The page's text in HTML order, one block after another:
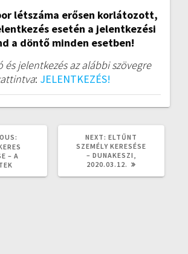
létszáma erősen korlátozott,
esetén a jelentkezési
a döntő minden esetben!
és jelentkezés az alábbi szövegre
: JELENTKEZÉS!
POST:
– A
NEXT: NEXT
POST:
ELTŰNT
SZEMÉLY KERESÉSE
– DUNAKESZI,
2020.03.12.